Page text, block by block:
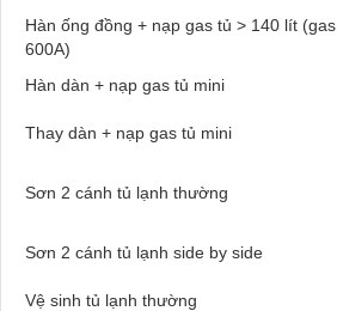
Hàn ống đồng + nạp gas tủ > 140 lít (gas
600A)
Hàn dàn + nạp gas tủ mini
Thay dàn + nạp gas tủ mini
Sơn 2 cánh tủ lạnh thường
Sơn 2 cánh tủ lạnh side by side
Vệ sinh tủ lạnh thường